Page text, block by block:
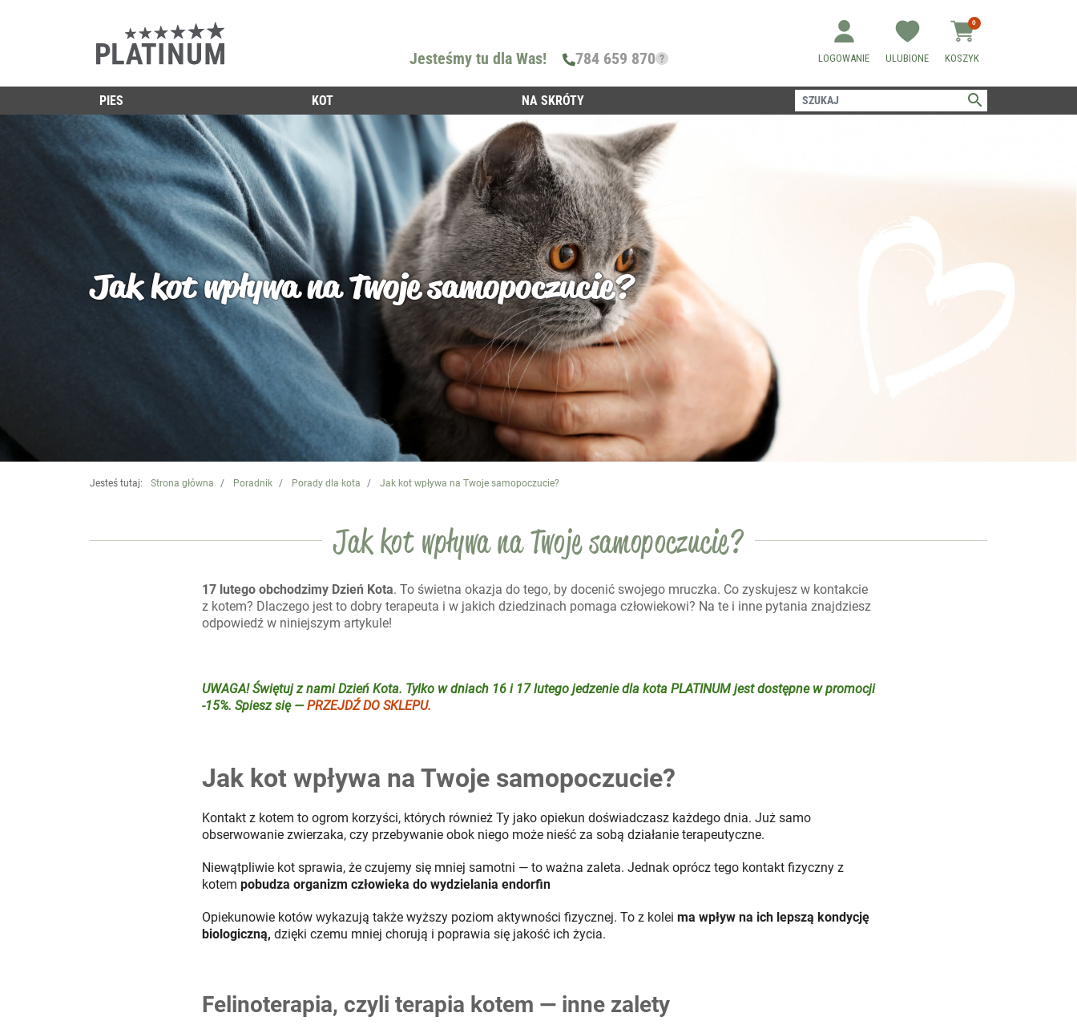
Jesteśmy tu dla Was! 784 659 870 ? LOGOWANIE ULUBIONE KOSZYK
0
PIES KOT NA SKRÓTY search
Jak kot wpływa na Twoje samopoczucie?
Jesteś tutaj: Strona główna Poradnik Porady dla kota Jak kot wpływa na Twoje samopoczucie?
Jak kot wpływa na Twoje samopoczucie?
17 lutego obchodzimy Dzień Kota. To świetna okazja do tego, by docenić swojego mruczka. Co zyskujesz w kontakcie
z kotem? Dlaczego jest to dobry terapeuta i w jakich dziedzinach pomaga człowiekowi? Na te i inne pytania znajdziesz
odpowiedź w niniejszym artykule!
UWAGA! Świętuj z nami Dzień Kota. Tylko w dniach 16 i 17 lutego jedzenie dla kota PLATINUM jest dostępne w promocji
-15%. Spiesz się —PRZEJDŹ DO SKLEPU.
Jak kot wpływa na Twoje samopoczucie?
Kontakt z kotem to ogrom korzyści, których również Ty jako opiekun doświadczasz każdego dnia. Już samo
obserwowanie zwierzaka, czy przebywanie obok niego może nieść za sobą działanie terapeutyczne.
Niewątpliwie kot sprawia, że czujemy się mniej samotni — to ważna zaleta. Jednak oprócz tego kontakt fizyczny z
kotem pobudza organizm człowieka do wydzielania endorfin
Opiekunowie kotów wykazują także wyższy poziom aktywności fizycznej. To z kolei ma wpływ na ich lepszą kondycję
biologiczną, dzięki czemu mniej chorują i poprawia się jakość ich życia.
Felinoterapia, czyli terapia kotem — inne zalety